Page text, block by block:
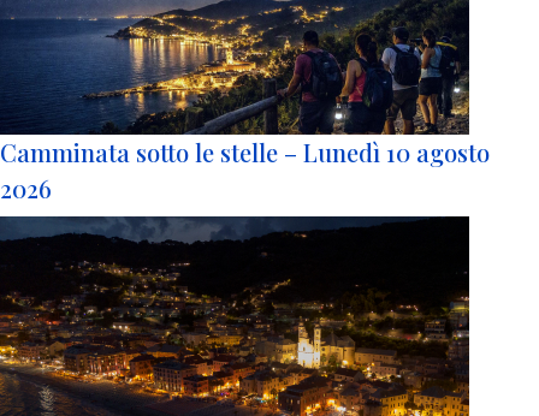
Camminata sotto le stelle – Lunedì 10 agosto
2026